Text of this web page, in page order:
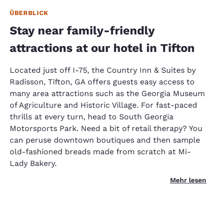
ÜBERBLICK
Stay near family-friendly
attractions at our hotel in Tifton
Located just off I-75, the Country Inn & Suites by
Radisson, Tifton, GA offers guests easy access to
many area attractions such as the Georgia Museum
of Agriculture and Historic Village. For fast-paced
thrills at every turn, head to South Georgia
Motorsports Park. Need a bit of retail therapy? You
can peruse downtown boutiques and then sample
old-fashioned breads made from scratch at Mi-
Lady Bakery.
Mehr lesen